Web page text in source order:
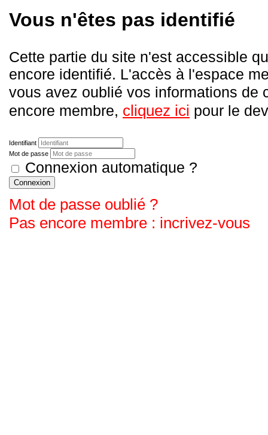
Vous n'êtes pas identifié
Cette partie du site n'est accessible
encore identifié. L'accès à l'espace
vous avez oublié vos informations de
encore membre, cliquez ici pour le
Identifiant
Mot de passe
Connexion automatique ?
Connexion
Mot de passe oublié ?
Pas encore membre : incrivez-vous